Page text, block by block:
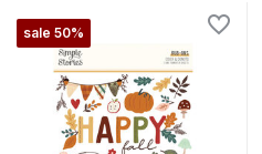
sale 50%